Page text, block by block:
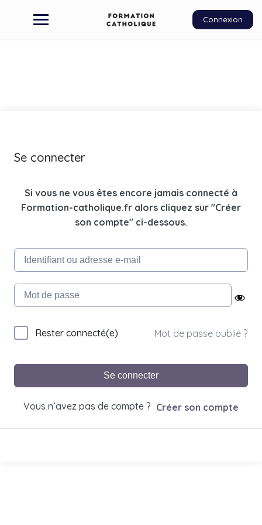
Connexion
Se connecter
Si vous ne vous êtes encore jamais connecté à
Formation-catholique.fr alors cliquez sur "Créer
son compte" ci-dessous.
Rester connecté(e) Mot de passe oublié ?
Se connecter
Vous n’avez pas de compte ? Créer son compte